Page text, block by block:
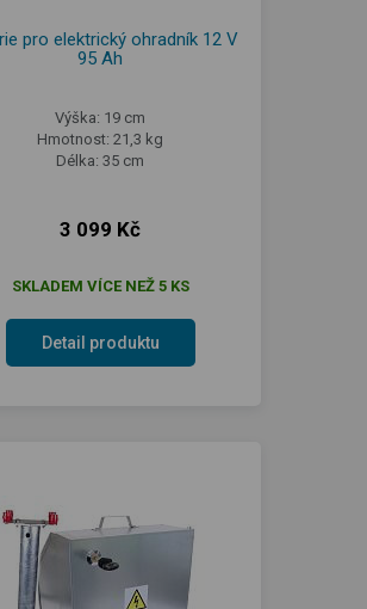
pro elektrický ohradník 12 V
95 Ah
Výška: 19 cm
Hmotnost: 21,3 kg
Délka: 35 cm
3 099 Kč
SKLADEM VÍCE NEŽ 5 KS
Detail produktu